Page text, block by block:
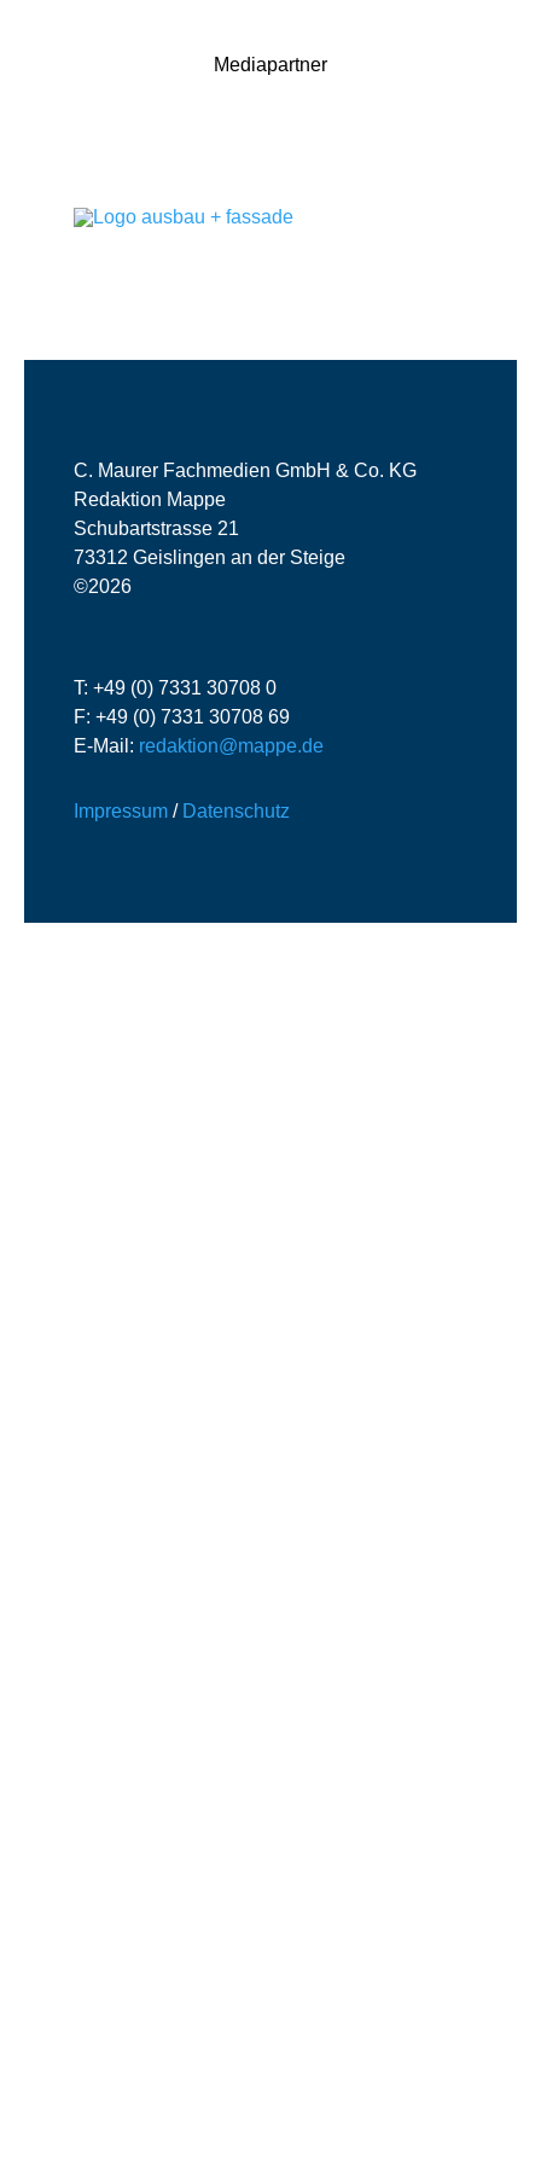
Mediapartner
C. Maurer Fachmedien GmbH & Co. KG
Redaktion Mappe
Schubartstrasse 21
73312 Geislingen an der Steige
©2026
T: +49 (0) 7331 30708 0
F: +49 (0) 7331 30708 69
E-Mail: redaktion@mappe.de
Impressum/ Datenschutz